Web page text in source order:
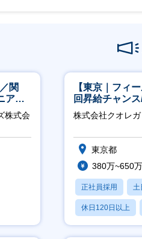
関
アへ
株式会
【東京｜フィ
回昇給チャン
ジメント機会あ
株式会社クオレガ
東京都
380万~650万
正社員採用 土
休日120日以上
産休・育休あり